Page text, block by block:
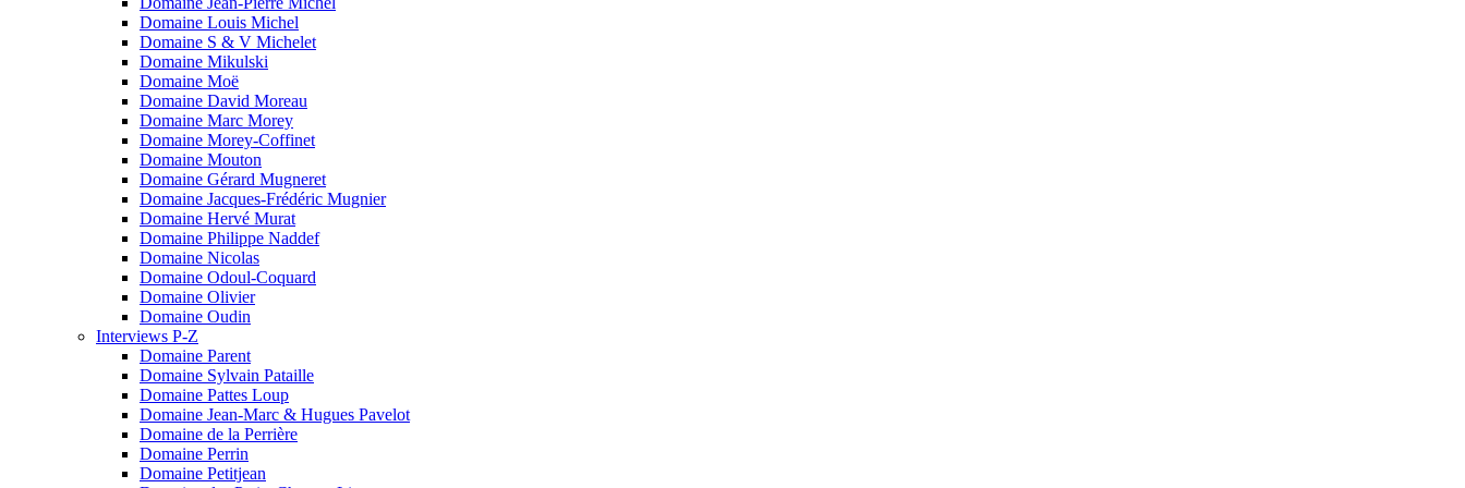
Domaine Louis Michel
Domaine S & V Michelet
Domaine Mikulski
Domaine Moë
Domaine David Moreau
Domaine Marc Morey
Domaine Morey-Coffinet
Domaine Mouton
Domaine Gérard Mugneret
Domaine Jacques-Frédéric Mugnier
Domaine Hervé Murat
Domaine Philippe Naddef
Domaine Nicolas
Domaine Odoul-Coquard
Domaine Olivier
Domaine Oudin
Interviews P-Z
Domaine Parent
Domaine Sylvain Pataille
Domaine Pattes Loup
Domaine Jean-Marc & Hugues Pavelot
Domaine de la Perrière
Domaine Perrin
Domaine Petitjean